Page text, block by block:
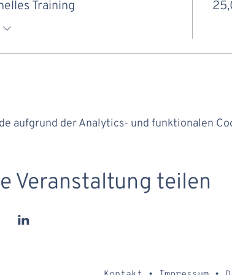
Training
aufgrund der Analytics- und funktionalen
Veranstaltung teilen